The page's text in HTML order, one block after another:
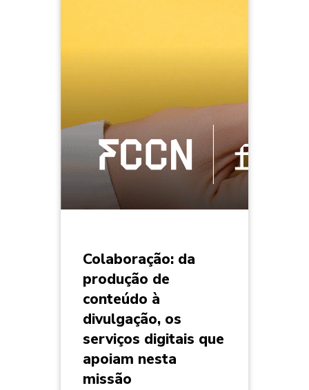
Colaboração: da
produção de
conteúdo à
divulgação, os
serviços digitais que
apoiam nesta
missão